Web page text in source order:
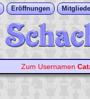
Eröffnungen
Zum Usernamen